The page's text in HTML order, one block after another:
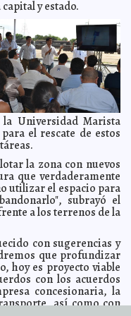
de Patricio Patrón Lois
el euro A7
que le atravesó el cráneo
los 13 años A7
en Los Cabos A7
del mundo A7
del demonio y de Dan
las elecciones A7
cuchi-cuchiA7
A7
en la Cumbre del G20
se gana confianza de
Presidenta de Brasil A7
quien fue el
este gobierno : Joaquín
y estado.
Universidad Marista
el rescate de estos
la zona con nuevos
que verdaderamente
utilizar el espacio para
subrayó el
a los terrenos de la
con sugerencias y
que profundizar
hoy es proyecto viable
con los acuerdos
concesionaria, la
así como con